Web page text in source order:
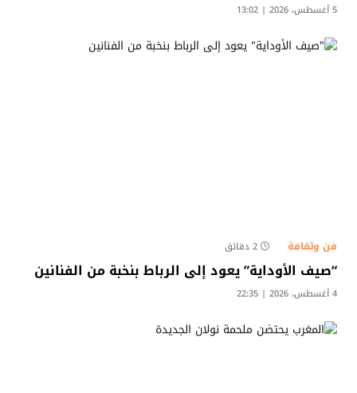
5 أغسطس، 2026 | 13:02
فن وثقافة 2 دقائق
“صيف الأوداية” يعود إلى الرباط بنخبة من الفنانين
4 أغسطس، 2026 | 22:35